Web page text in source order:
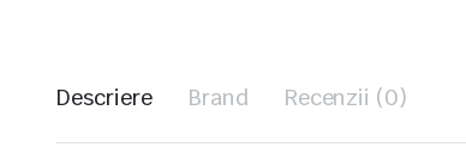
Descriere Brand Recenzii (0)